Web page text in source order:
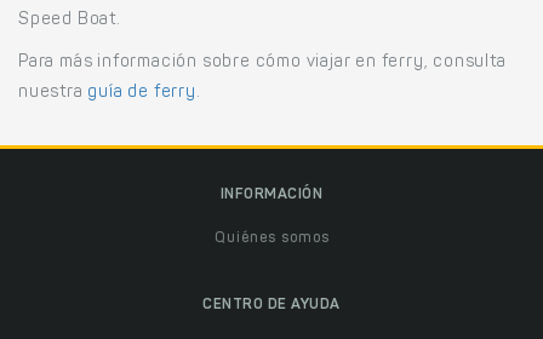
Speed Boat.
Para más información sobre cómo viajar en ferry, consulta
nuestra guía de ferry .
INFORMACIÓN
Quiénes somos
CENTRO DE AYUDA